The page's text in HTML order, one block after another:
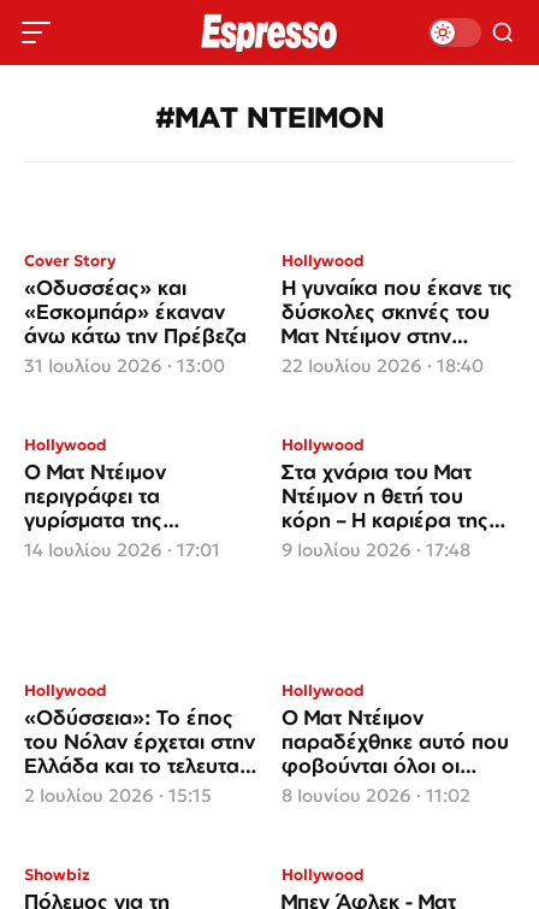
#ΜΑΤ ΝΤΕΙΜΟΝ
Cover Story
«Οδυσσέας» και
«Εσκομπάρ» έκαναν
άνω κάτω την Πρέβεζα
31 Ιουλίου 2026 · 13:00
Hollywood
Η γυναίκα που έκανε τις
δύσκολες σκηνές του
Ματ Ντέιμον στην
«Οδύσσεια»
22 Ιουλίου 2026 · 18:40
Hollywood
Ο Ματ Ντέιμον
περιγράφει τα
γυρίσματα της
«Οδύσσειας»: «Ήταν
14 Ιουλίου 2026 · 17:01
Hollywood
Στα χνάρια του Ματ
Ντέιμον η θετή του
κόρη – Η καριέρα της
πίσω από τις κάμερες
9 Ιουλίου 2026 · 17:48
Hollywood
«Οδύσσεια»: Το έπος
του Νόλαν έρχεται στην
Ελλάδα και το τελευταίο
τρέιλερ προκαλεί
2 Ιουλίου 2026 · 15:15
Hollywood
Ο Ματ Ντέιμον
παραδέχθηκε αυτό που
φοβούνται όλοι οι
γονείς
8 Ιουνίου 2026 · 11:02
Showbiz
Πόλεμος για τη
Hollywood
Μπεν Άφλεκ - Ματ